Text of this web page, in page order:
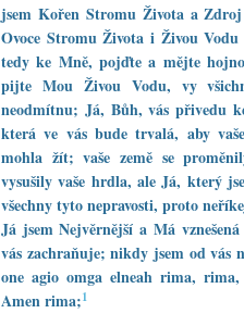
jsem Kořen Stromu Života a
Ovoce Stromu Života i Živou
tedy ke Mně, pojďte a mějte
pijte Mou Živou Vodu, vy
neodmítnu; Já, Bůh, vás přivedu
která ve vás bude trvalá, aby
mohla žít; vaše země se
vysušily vaše hrdla, ale Já, který
všechny tyto nepravosti, proto
Já jsem Nejvěrnější a Má
vás zachraňuje; nikdy jsem od vás
one agio omga elneah rima,
Amen rima;1